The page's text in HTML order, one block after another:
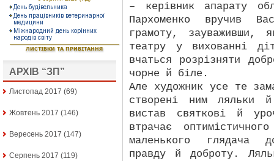
АРХІВ “ЗП”
Листопад 2017 (69)
Жовтень 2017 (146)
Вересень 2017 (147)
Серпень 2017 (119)
– керівник апарату
Пархоменко вручив
грамоту, зауваживши,
театру у вихованні
вчаться розрізняти
чорне й біле.
Але художник усе те
створені ним ляльки
вистав святкові й
втрачає
маленького глядача
правду й доброту.